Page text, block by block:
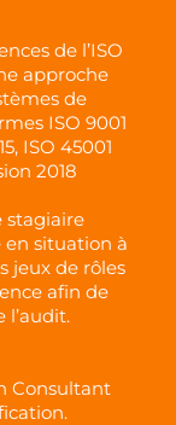
de l’ISO
approche
de
ISO 9001
ISO 45001
2018
stagiaire
situation à
jeux de rôles
afin de
l’audit.
Consultant